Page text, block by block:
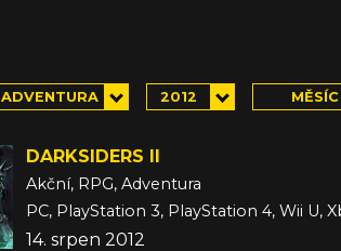
ADVENTURA 2012 MĚSÍC
DARKSIDERS II
Akční, RPG, Adventura
PC, PlayStation 3, PlayStation 4, Wii U,
14. srpen 2012